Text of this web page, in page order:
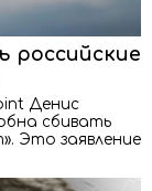
российские
Денис
сбивать
Это заявление